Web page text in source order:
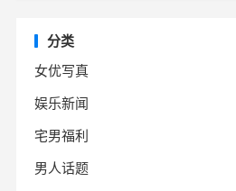
分类
女优写真
娱乐新闻
宅男福利
男人话题